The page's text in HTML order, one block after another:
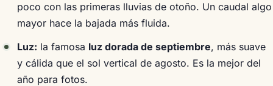
poco con las primeras lluvias de otoño. Un caudal algo
mayor hace la bajada más fluida.
Luz: la famosa luz dorada de septiembre, más suave
y cálida que el sol vertical de agosto. Es la mejor del
año para fotos.